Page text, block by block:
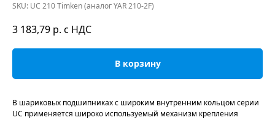
SKU: UC 210 Timken (аналог YAR 210-2F)
3 183,79 р. с НДС
В корзину
В шариковых подшипниках с широким внутренним кольцом серии
UC применяется широко используемый механизм крепления